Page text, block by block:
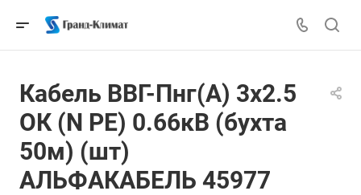
Кабель ВВГ-Пнг(А) 3х2.5
ОК (N PE) 0.66кВ (бухта
50м) (шт)
АЛЬФАКАБЕЛЬ 45977